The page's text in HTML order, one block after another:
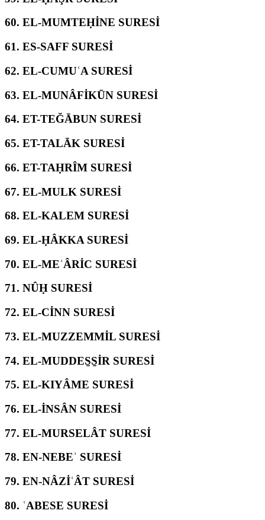
60. EL-MUMTEḤİNE SURESİ
61. ES-SAFF SURESİ
62. EL-CUMUʿA SURESİ
63. EL-MUNÂFİKŪN SURESİ
64. ET-TEĞĀBUN SURESİ
65. ET-TALĀK SURESİ
66. ET-TAḤRÎM SURESİ
67. EL-MULK SURESİ
68. EL-KALEM SURESİ
69. EL-ḤÂKKA SURESİ
70. EL-MEʿÂRİC SURESİ
71. NÛḤ SURESİ
72. EL-CİNN SURESİ
73. EL-MUZZEMMİL SURESİ
74. EL-MUDDES̱S̱İR SURESİ
75. EL-KIYÂME SURESİ
76. EL-İNSÂN SURESİ
77. EL-MURSELÂT SURESİ
78. EN-NEBEʾ SURESİ
79. EN-NÂZİʿÂT SURESİ
80. ʿABESE SURESİ